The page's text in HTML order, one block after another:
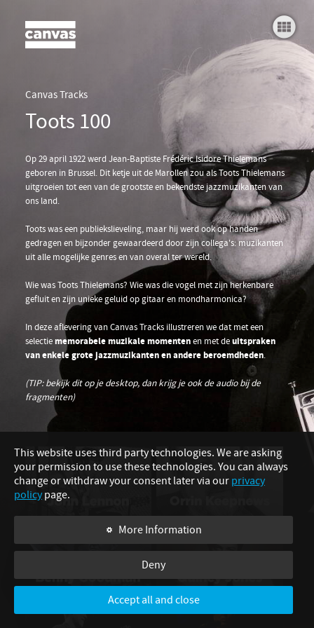
Canvas Tracks
Toots 100
Op 29 april 1922 werd Jean-Baptiste Frédéric Isidore Thielemans
geboren in Brussel. Dit ketje uit de Marollen zou als Toots Thielemans
uitgroeien tot een van de grootste en bekendste jazzmuzikanten van
ons land.
Toots was een publiekslieveling, maar hij werd ook op handen
gedragen en bijzonder gewaardeerd door zijn collega's: muzikanten
uit alle mogelijke genres en van overal ter wereld.
Wie was Toots Thielemans? Wie was die vogel met zijn herkenbare
gefluit en zijn unieke geluid op gitaar en mondharmonica?
In deze aflevering van Canvas Tracks illustreren we dat met een
selectiememorabele muzikale momentenen met deuitspraken
van enkele grote jazzmuzikanten en andere beroemdheden.
(TIP: bekijk dit op je desktop, dan krijg je ook de audio bij de
fragmenten)
John Lennon
Benny Goodman
Quincy Jones
John Scofield
Paul Simon
Maria Schneider
Niels Lan Doky
Peter Vermeersch
Barrack Obama
This website uses third party technologies. We are asking
your permission to use these technologies. You can always
change or withdraw your consent later via our privacy
policypage.
More Information
Deny
Accept all and close